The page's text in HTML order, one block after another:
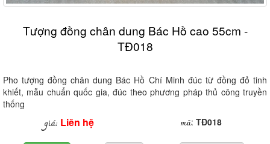
Tượng đồng chân dung Bác Hồ cao 55cm -
TĐ018
Pho tượng đồng chân dung Bác Hồ Chí Minh đúc từ đồng đỏ tinh
khiết, mẫu chuẩn quốc gia, đúc theo phương pháp thủ công truyền
thống
giá: Liên hệ mã: TĐ018